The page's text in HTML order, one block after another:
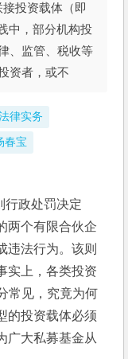
投资载体（即
中，部分机构投
、监管、税收等
资者，或不
律实务
春宝
行政处罚决定
两个有限合伙企
违法行为。该则
实上，各类投资
常见，究竟为何
的投资载体必须
广大私募基金从